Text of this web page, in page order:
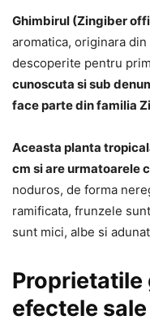
Ghimbirul (Zingiber
aromatica, originara
descoperite pentru
cunoscuta si sub
face parte din familia
Aceasta planta
cm si are urmatoarele
noduros, de forma
ramificata, frunzele
sunt mici, albe si
Proprietatile
efectele